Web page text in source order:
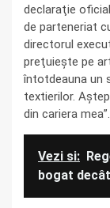
declaraţie
de parteneriat
directorul
preţuieşte pe
întotdeauna un
textierilor.
din cariera mea”.
Vezi si:
bogat